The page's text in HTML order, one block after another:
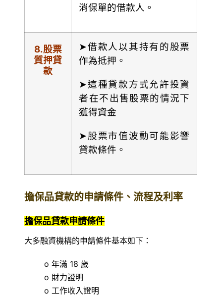
消保單的借款人。
8.股票
質押貸
款
➤借款人以其持有的股票
作為抵押。
➤這種貸款方式允許投資
者在不出售股票的情況下
獲得資金
➤股票市值波動可能影響
貸款條件。
擔保品貸款的申請條件、流程及利率
擔保品貸款申請條件
大多融資機構的申請條件基本如下：
o 年滿 18 歲
o 財力證明
o 工作收入證明